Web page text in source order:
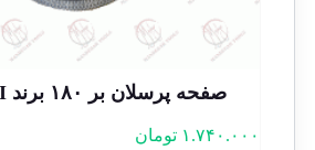
صفحه پرسلان بر ۱۸۰ برند EGELI
۱.۷۴۰.۰۰۰ تومان